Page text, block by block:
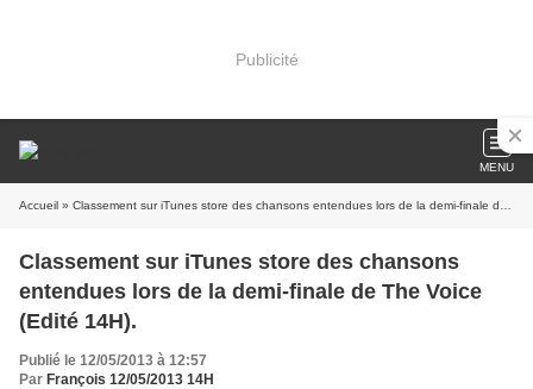
Publicité
MENU
Accueil » Classement sur iTunes store des chansons entendues lors de la demi-finale de The Voice (Edité 14H).
Classement sur iTunes store des chansons
entendues lors de la demi-finale de The Voice
(Edité 14H).
Publié le 12/05/2013 à 12:57
Par François 12/05/2013 14H